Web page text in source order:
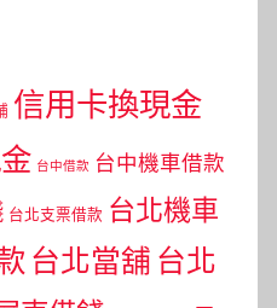
信用卡換現金
台中借款 台中機車借款
台北支票借款 台北機車
台北當舖 台北